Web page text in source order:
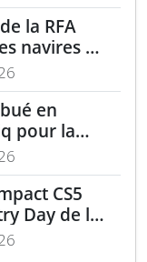
la RFA
navires de
en
pour la
CS5
Day de la